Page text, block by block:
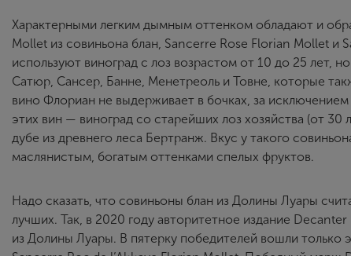
Характерными легким дымным оттенком обладают и
Mollet из совиньона блан, Sancerre Rose Florian Mollet и
используют виноград с лоз возрастом от 10 до 25 лет,
Сатюр, Сансер, Банне, Менетреоль и Товне, которые
вино Флориан не выдерживает в бочках, за
этих вин — виноград со старейших лоз хозяйства (от
дубе из древнего леса Бертранж. Вкус у такого
маслянистым, богатым оттенками спелых фруктов.
Надо сказать, что совиньоны блан из Долины Луары
лучших. Так, в 2020 году авторитетное издание
из Долины Луары. В пятерку победителей вошли